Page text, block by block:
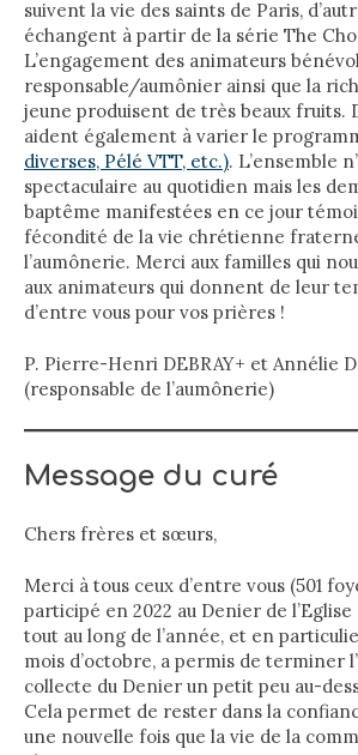
suivent la vie des saints de Paris,
échangent à partir de la série The
L’engagement des animateurs
responsable/aumônier ainsi que la
jeune produisent de très beaux fruits.
aident également à varier le
diverses, Pélé VTT, etc.). L’ensemble
spectaculaire au quotidien mais les
baptême manifestées en ce jour
fécondité de la vie chrétienne
l’aumônerie. Merci aux familles qui
aux animateurs qui donnent de leur
d’entre vous pour vos prières !
P. Pierre-Henri DEBRAY+ et Annélie
(responsable de l’aumônerie)
Message du curé
Chers frères et sœurs,
Merci à tous ceux d’entre vous (501
participé en 2022 au Denier de
tout au long de l’année, et en
mois d’octobre, a permis de terminer
collecte du Denier un petit peu au-
Cela permet de rester dans la
une nouvelle fois que la vie de la